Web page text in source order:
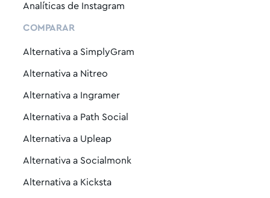
Analíticas de Instagram
COMPARAR
Alternativa a SimplyGram
Alternativa a Nitreo
Alternativa a Ingramer
Alternativa a Path Social
Alternativa a Upleap
Alternativa a Socialmonk
Alternativa a Kicksta